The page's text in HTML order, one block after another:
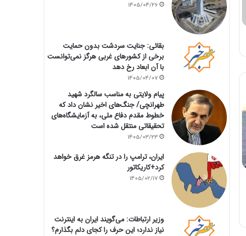
1405/04/26
بقائی: جنایت سردشت بدون حمایت
برخی از کشورهای غربی هرگز نمی‌توانست
با آن ابعاد رخ دهد
1405/04/07
پیام ولایتی به مناسب سالگرد شهید
طهرانچی/ جنگ‌های اخیر نشان داد که
خطوط مقدم دفاع ملی، به آزمایشگاه‌های
تحقیقاتی منتقل شده است
1405/03/23
ایران، ترامپ را در تنگه هرمز غرق خواهد
کرد+کاریکاتور
1405/02/17
وزیر ارتباطات: می‌گویند ایران به اینترنت
نیاز ندارد؛ این حرف را کجای دلم بگذارم؟